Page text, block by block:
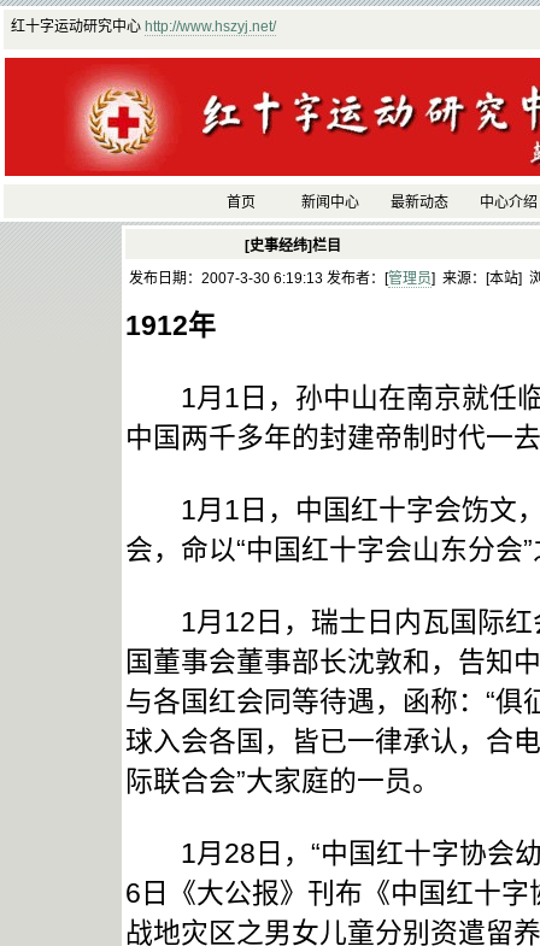
红十字运动研究中心 http://www.hszyj.net/
首页 新闻中心 最新动态 中心介绍
[史事经纬]栏目
发布日期：2007-3-30 6:19:13 发布者：[管理员] 来源：[本站]
1912年
1月1日，孙中山在南京就任临
中国两千多年的封建帝制时代一
1月1日，中国红十字会饬文，
会，命以“中国红十字会山东分会
1月12日，瑞士日内瓦国际红
国董事会董事部长沈敦和，告知
与各国红会同等待遇，函称：“
球入会各国，皆已一律承认，合
际联合会”大家庭的一员。
1月28日，“中国红十字协会幼
6日《大公报》刊布《中国红十
战地灾区之男女儿童分别资遣留